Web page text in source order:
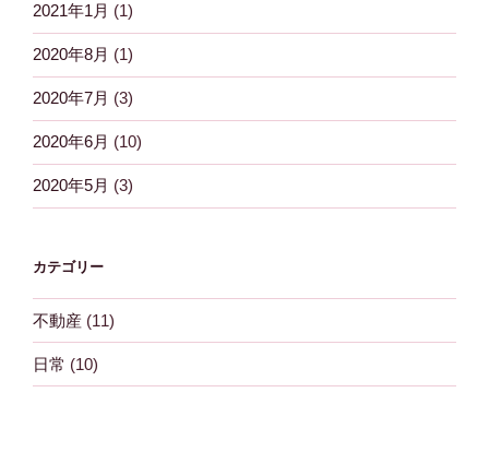
2021年1月 (1)
2020年8月 (1)
2020年7月 (3)
2020年6月 (10)
2020年5月 (3)
カテゴリー
不動産 (11)
日常 (10)